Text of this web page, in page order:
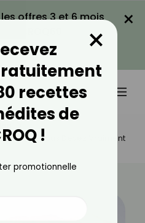
les offres 3 et 6 mois
PROMO
×
: Ce Que Vous Devez Vraiment
recettes
de
!
×
promotionnelle